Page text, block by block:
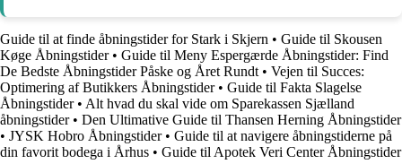
Guide til at finde åbningstider for Stark i Skjern • Guide til Skousen
Køge Åbningstider• Guide til Meny Espergærde Åbningstider: Find
De Bedste Åbningstider Påske og Året Rundt • Vejen til Succes:
Optimering af Butikkers Åbningstider• Guide til Fakta Slagelse
Åbningstider• Alt hvad du skal vide om Sparekassen Sjælland
åbningstider• Den Ultimative Guide til Thansen Herning Åbningstider
• JYSK Hobro Åbningstider• Guide til at navigere åbningstiderne på
din favorit bodega i Århus • Guide til Apotek Veri Center Åbningstider